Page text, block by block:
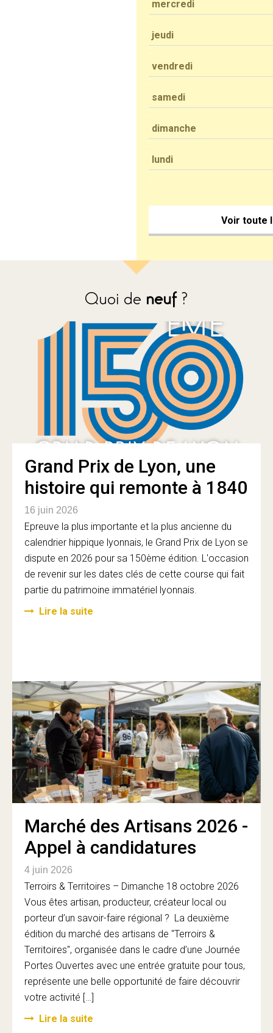
mercredi
jeudi
vendredi
samedi
dimanche
lundi
Voir toute
Quoi de neuf?
Grand Prix de Lyon, une
histoire qui remonte à 1840
16 juin 2026
Epreuve la plus importante et la plus ancienne du
calendrier hippique lyonnais, le Grand Prix de Lyon se
dispute en 2026 pour sa 150ème édition. L'occasion
de revenir sur les dates clés de cette course qui fait
partie du patrimoine immatériel lyonnais.
Lire la suite
Marché des Artisans 2026 -
Appel à candidatures
4 juin 2026
Terroirs & Territoires – Dimanche 18 octobre 2026
Vous êtes artisan, producteur, créateur local ou
porteur d’un savoir-faire régional ? La deuxième
édition du marché des artisans de "Terroirs &
Territoires", organisée dans le cadre d’une Journée
Portes Ouvertes avec une entrée gratuite pour tous,
représente une belle opportunité de faire découvrir
votre activité […]
Lire la suite